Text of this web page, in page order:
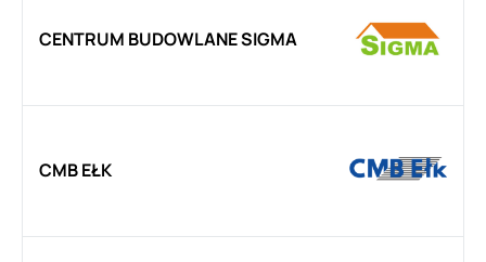
CENTRUM BUDOWLANE SIGMA
CMB EŁK